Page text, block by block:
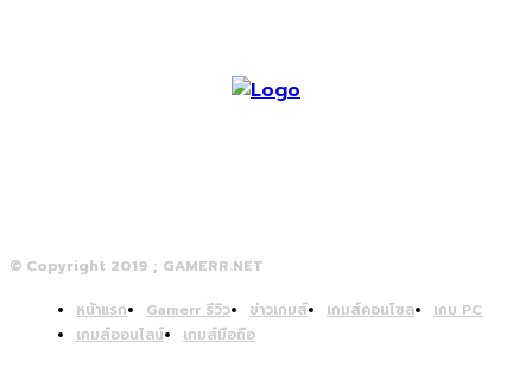
© Copyright 2019 ; GAMERR.NET
หน้าแรก Gamerr รีวิว ข่าวเกมส์ เกมส์คอนโซล
เกม PC
เกมส์ออนไลน์
เกมส์มือถือ